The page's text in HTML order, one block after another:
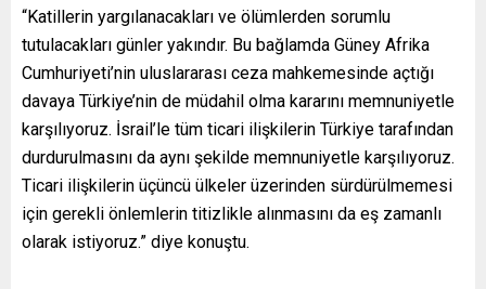
“Katillerin yargılanacakları ve ölümlerden sorumlu
tutulacakları günler yakındır. Bu bağlamda Güney Afrika
Cumhuriyeti’nin uluslararası ceza mahkemesinde açtığı
davaya Türkiye’nin de müdahil olma kararını memnuniyetle
karşılıyoruz. İsrail’le tüm ticari ilişkilerin Türkiye tarafından
durdurulmasını da aynı şekilde memnuniyetle karşılıyoruz.
Ticari ilişkilerin üçüncü ülkeler üzerinden sürdürülmemesi
için gerekli önlemlerin titizlikle alınmasını da eş zamanlı
olarak istiyoruz.” diye konuştu.